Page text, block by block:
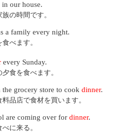
our house.
の時間です。
a family every night.
べます。
every Sunday.
食を食べます。
grocery store to cook dinner.
品店で食材を買います。
are coming over for dinner.
に来る。